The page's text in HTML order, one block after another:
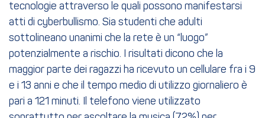
tecnologie attraverso le quali possono manifestarsi
atti di cyberbullismo. Sia studenti che adulti
sottolineano unanimi che la rete è un “luogo”
potenzialmente a rischio. I risultati dicono che la
maggior parte dei ragazzi ha ricevuto un cellulare fra i 9
e i 13 anni e che il tempo medio di utilizzo giornaliero è
pari a 121 minuti. Il telefono viene utilizzato